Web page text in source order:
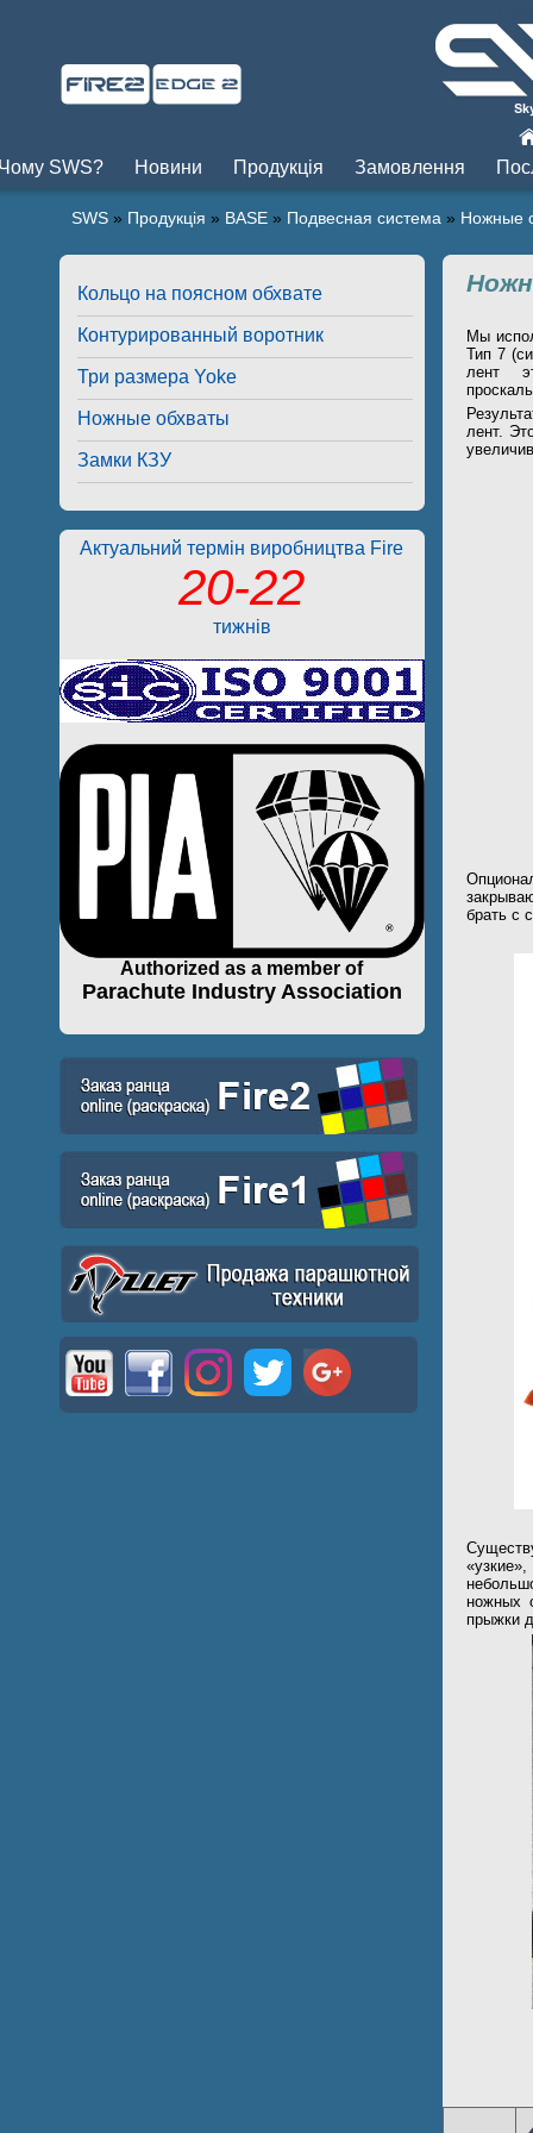
SWS? Новини Продукція Замовлення
SWS » Продукція » BASE » Подвесная система » Ножные
Кольцо на поясном обхвате
Контурированный воротник
Три размера Yoke
Ножные обхваты
Замки КЗУ
Актуальний термін виробництва Fire
20-22
тижнів
Authorized as a member of
Parachute Industry Association
Мы
Тип 7
лент
лент.
брать с
ножных
прыжки